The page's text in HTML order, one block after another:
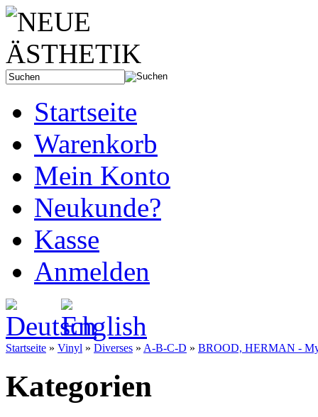
Startseite
Warenkorb
Mein Konto
Neukunde?
Kasse
Anmelden
Startseite » Vinyl » Diverses » A-B-C-D » BROOD, HERMAN -
Kategorien